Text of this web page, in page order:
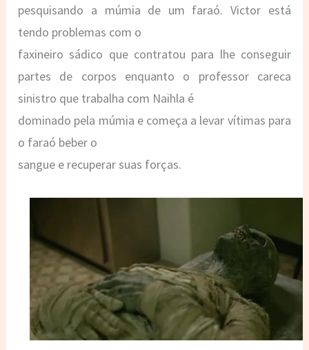
pesquisando a múmia de um faraó. Victor está
tendo problemas com o
faxineiro sádico que contratou para lhe conseguir
partes de corpos enquanto o professor careca
sinistro que trabalha com Naihla é
dominado pela múmia e começa a levar vítimas para
o faraó beber o
sangue e recuperar suas forças.